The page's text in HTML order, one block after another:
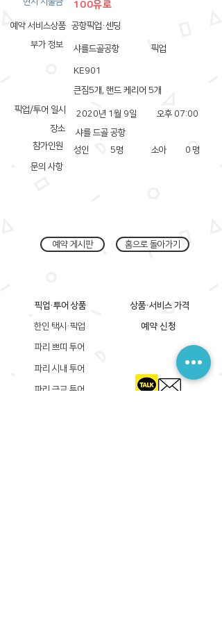
부가 정보
픽업/투어 일시
장소
참가인원
문의 사항
예약 서비스상품
100유로
공항픽업·센딩
샤를드골공항 픽업
KE901
큰짐5개, 핸드 케리어 5개
2020년 1월 9일
오후 07:00
샤를 드골 공항
성인
5명 소아 0 명
예약 게시판 홈으로 돌아가기
픽업·투어 상품
한인 택시·픽업
상품·서비스 가격
예약 신청
파리 쁘띠 투어
파리 시내 투어
파리 근교 투어